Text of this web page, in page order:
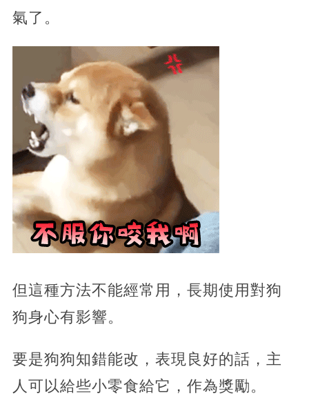
氣了。
但這種方法不能經常用，長期使用對狗
狗身心有影響。
要是狗狗知錯能改，表現良好的話，主
人可以給些小零食給它，作為獎勵。